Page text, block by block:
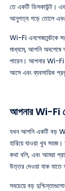
তে একটি ডিসকাউন্ট।
আনুগত্য গড়ে তোলে এবং
Wi-Fi এনগেজমেন্টকে
মাধ্যমে, আপনি অবশেষে
পারেন। আপনার Wi-Fi
আসে এবং ব্যবসায়িক
আপনার Wi-Fi
যখন আপনি একটি বড়
হারিয়ে যাওয়া খুব
কথা বলি, এবং আমরা
উত্তর দেওয়া যাক যাতে
সবচেয়ে বড়